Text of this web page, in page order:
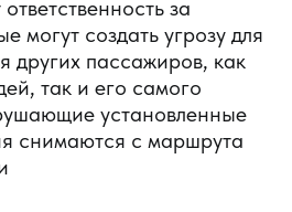
за
могут создать угрозу для
других пассажиров, как
так и его самого
установленные
снимаются с маршрута